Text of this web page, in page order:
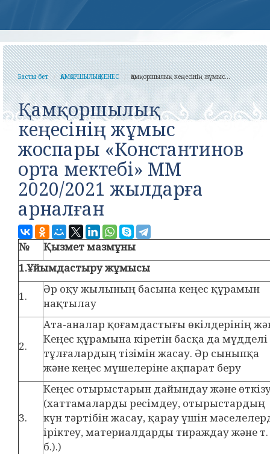
Басты бет ҚАМҚОРШЫЛЫҚ КЕНЕС Қамқоршылық кеңесінің жұмыс...
Қамқоршылық
кеңесінің жұмыс
жоспары «Константинов
орта мектебі» ММ
2020/2021 жылдарға
арналған
№
Қызмет мазмұны
1.​Ұйымдастыру жұмысы
1.
Әр оқу жылының басына кеңес құрамын
нақтылау
2.
Ата-аналар қоғамдастығы өкілдерінің
Кеңес құрамына кіретін басқа да мүдделі
тұлғалардың тізімін жасау. Әр сыныпқа
және кеңес мүшелеріне ақпарат беру
3.
Кеңес отырыстарын дайындау және
(хаттамаларды ресімдеу, отырыстардың
күн тәртібін жасау, қарау үшін
іріктеу, материалдарды тираждау және т.
б.).)